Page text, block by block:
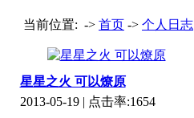
当前位置: -> 首页 -> 个人日志
星星之火 可以燎原
2013-05-19| 点击率:1654